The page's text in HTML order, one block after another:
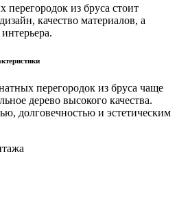
из бруса стоит
качество материалов, а
перегородок из бруса чаще
дерево высокого качества.
долговечностью и эстетическим